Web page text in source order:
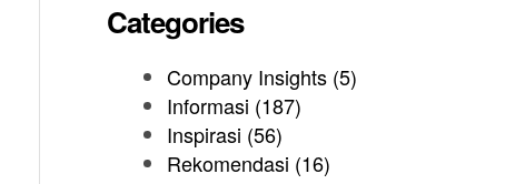
Categories
Company Insights (5)
Informasi (187)
Inspirasi (56)
Rekomendasi (16)